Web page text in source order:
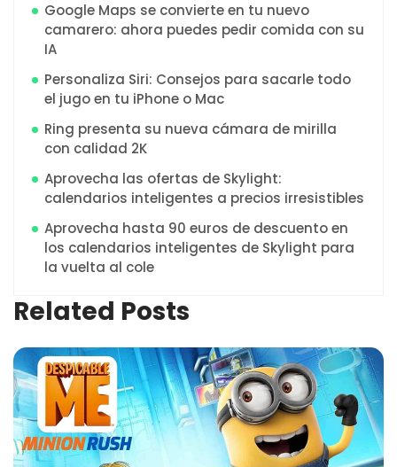
Google Maps se convierte en tu nuevo
camarero: ahora puedes pedir comida con su
IA
Personaliza Siri: Consejos para sacarle todo
el jugo en tu iPhone o Mac
Ring presenta su nueva cámara de mirilla
con calidad 2K
Aprovecha las ofertas de Skylight:
calendarios inteligentes a precios irresistibles
Aprovecha hasta 90 euros de descuento en
los calendarios inteligentes de Skylight para
la vuelta al cole
Related Posts